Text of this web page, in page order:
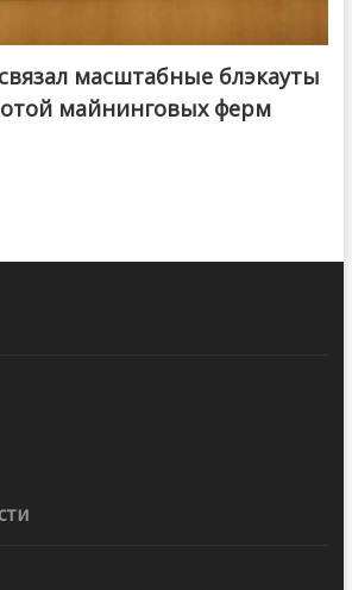
масштабные блэкауты
майнинговых ферм